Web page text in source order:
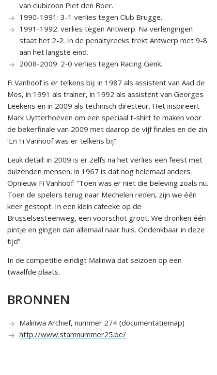
van clubicoon Piet den Boer.
1990-1991: 3-1 verlies tegen Club Brugge.
1991-1992: verlies tegen Antwerp. Na verlengingen
staat het 2-2. In de penaltyreeks trekt Antwerp met 9-8
aan het langste eind.
2008-2009: 2-0 verlies tegen Racing Genk.
Fi Vanhoof is er telkens bij: in 1987 als assistent van Aad de
Mos, in 1991 als trainer, in 1992 als assistent van Georges
Leekens en in 2009 als technisch directeur. Het inspireert
Mark Uytterhoeven om een speciaal t-shirt te maken voor
de bekerfinale van 2009 met daarop de vijf finales en de zin
‘En Fi Vanhoof was er telkens bij”.
Leuk detail: in 2009 is er zelfs na het verlies een feest met
duizenden mensen, in 1967 is dat nog helemaal anders.
Opnieuw Fi Vanhoof: “Toen was er niet die beleving zoals nu.
Toen de spelers terug naar Mechelen reden, zijn we één
keer gestopt. In een klein cafeeke op de
Brusselsesteenweg, een voorschot groot. We dronken één
pintje en gingen dan allemaal naar huis. Ondenkbaar in deze
tijd”.
In de competitie eindigt Malinwa dat seizoen op een
twaalfde plaats.
BRONNEN
Malinwa Archief, nummer 274 (documentatiemap)
http://www.stamnummer25.be/